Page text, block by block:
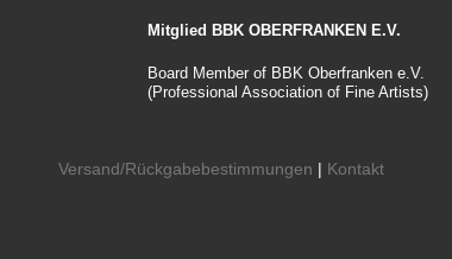
Mitglied BBK OBERFRANKEN E.V.
Board Member of BBK Oberfranken e.V.
(Professional Association of Fine Artists)
Versand/Rückgabebestimmungen | Kontakt